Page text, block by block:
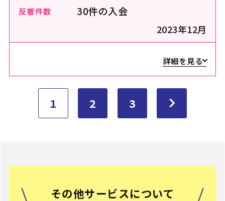
反響件数 30件の入会
2023年12月
詳細を見る
1 2 3
その他サービスについて